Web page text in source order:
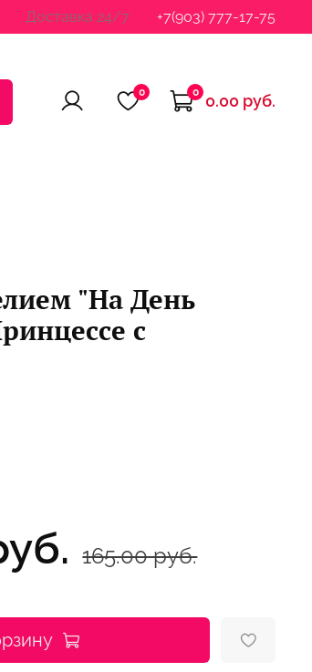
Доставка 24/7 +7(903) 777-17-75
0 0 0.00 руб.
"На День
с
165.00 руб.